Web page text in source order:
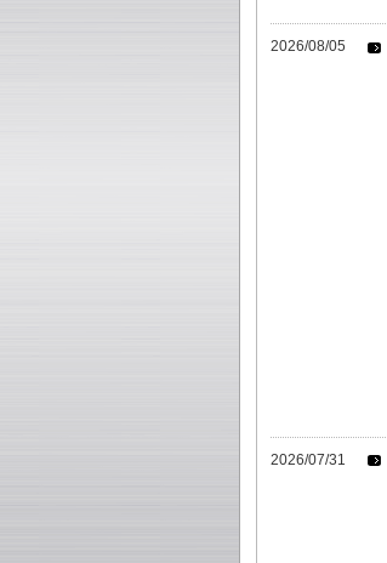
2026/08/05
2026/07/31